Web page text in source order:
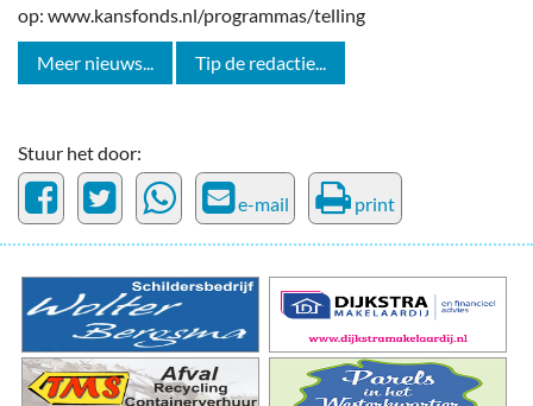
op: www.kansfonds.nl/programmas/telling
Meer nieuws... Tip de redactie...
Stuur het door:
e-mail print